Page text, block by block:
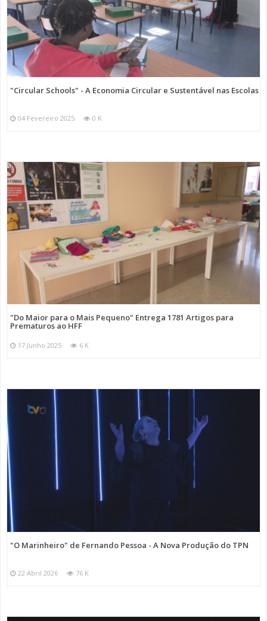
"Circular Schools" - A Economia Circular e Sustentável nas Escolas
04 Fevereiro 2025 0 K
"Do Maior para o Mais Pequeno" Entrega 1781 Artigos para
Prematuros ao HFF
17 Junho 2025 6 K
"O Marinheiro" de Fernando Pessoa - A Nova Produção do TPN
22 Abril 2026 76 K